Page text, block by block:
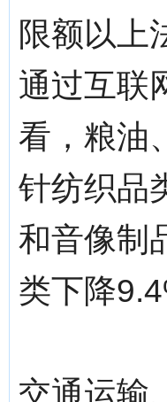
限额以上
通过互联
看，粮油
针纺织品
和音像制
类下降
交通运输